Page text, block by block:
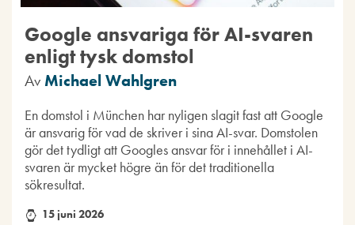
Google ansvariga för AI-svaren
enligt tysk domstol
Av Michael Wahlgren
En domstol i München har nyligen slagit fast att Google
är ansvarig för vad de skriver i sina AI-svar. Domstolen
gör det tydligt att Googles ansvar för i innehållet i AI-
svaren är mycket högre än för det traditionella
sökresultat.
15 juni 2026